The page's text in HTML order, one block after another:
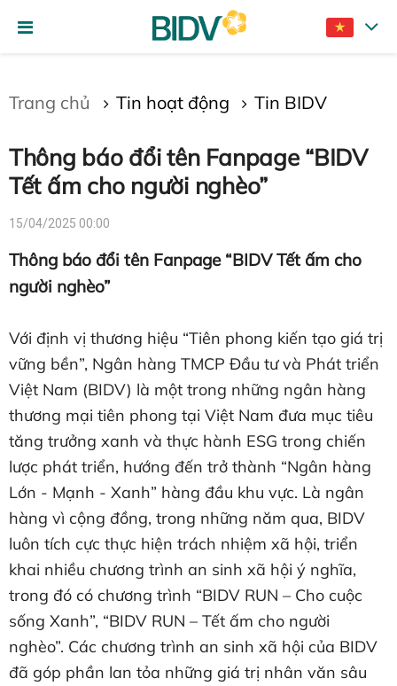
Trang chủ Tin hoạt động Tin BIDV
Thông báo đổi tên Fanpage “BIDV
Tết ấm cho người nghèo”
15/04/2025 00:00
Thông báo đổi tên Fanpage “BIDV Tết ấm cho
người nghèo”
Với định vị thương hiệu “Tiên phong kiến tạo giá trị
vững bền”, Ngân hàng TMCP Đầu tư và Phát triển
Việt Nam (BIDV) là một trong những ngân hàng
thương mại tiên phong tại Việt Nam đưa mục tiêu
tăng trưởng xanh và thực hành ESG trong chiến
lược phát triển, hướng đến trở thành “Ngân hàng
Lớn - Mạnh - Xanh” hàng đầu khu vực. Là ngân
hàng vì cộng đồng, trong những năm qua, BIDV
luôn tích cực thực hiện trách nhiệm xã hội, triển
khai nhiều chương trình an sinh xã hội ý nghĩa,
trong đó có chương trình “BIDV RUN – Cho cuộc
sống Xanh”, “BIDV RUN – Tết ấm cho người
nghèo”. Các chương trình an sinh xã hội của BIDV
đã góp phần lan tỏa những giá trị nhân văn sâu
Gửi bình luận
Hủy Gửi